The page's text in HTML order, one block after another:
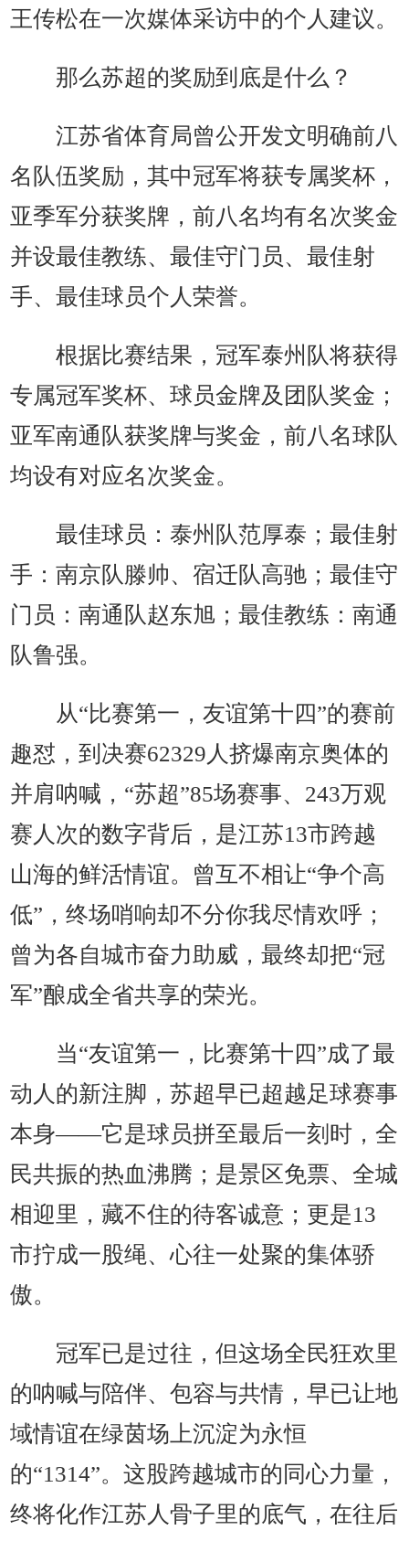
王传松在一次媒体采访中的个人建议。
那么苏超的奖励到底是什么？
江苏省体育局曾公开发文明确前八
名队伍奖励，其中冠军将获专属奖杯，
亚季军分获奖牌，前八名均有名次奖金
并设最佳教练、最佳守门员、最佳射
手、最佳球员个人荣誉。
根据比赛结果，冠军泰州队将获得
专属冠军奖杯、球员金牌及团队奖金；
亚军南通队获奖牌与奖金，前八名球队
均设有对应名次奖金。
最佳球员：泰州队范厚泰；最佳射
手：南京队滕帅、宿迁队高驰；最佳守
门员：南通队赵东旭；最佳教练：南通
队鲁强。
从“比赛第一，友谊第十四”的赛前
趣怼，到决赛62329人挤爆南京奥体的
并肩呐喊，“苏超”85场赛事、243万观
赛人次的数字背后，是江苏13市跨越
山海的鲜活情谊。曾互不相让“争个高
低”，终场哨响却不分你我尽情欢呼；
曾为各自城市奋力助威，最终却把“冠
军”酿成全省共享的荣光。
当“友谊第一，比赛第十四”成了最
动人的新注脚，苏超早已超越足球赛事
本身——它是球员拼至最后一刻时，全
民共振的热血沸腾；是景区免票、全城
相迎里，藏不住的待客诚意；更是13
市拧成一股绳、心往一处聚的集体骄
傲。
冠军已是过往，但这场全民狂欢里
的呐喊与陪伴、包容与共情，早已让地
域情谊在绿茵场上沉淀为永恒
的“1314”。这股跨越城市的同心力量，
终将化作江苏人骨子里的底气，在往后